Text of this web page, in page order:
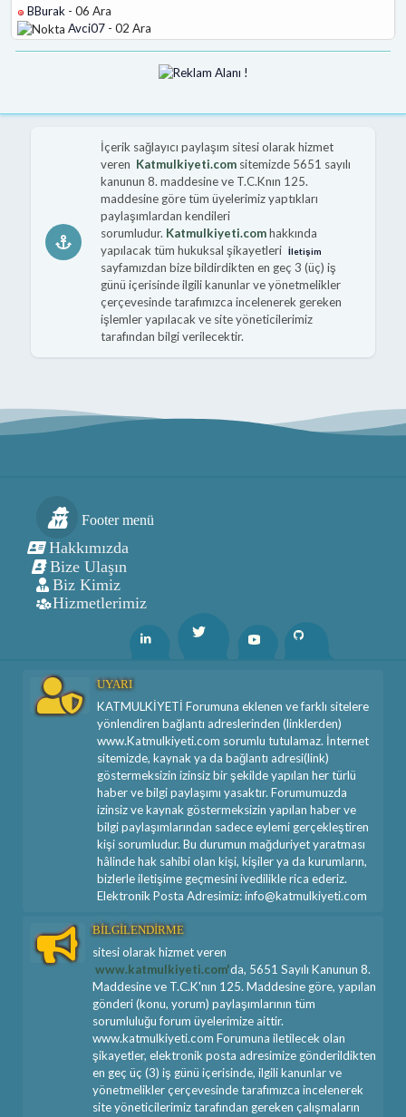
BBurak - 06 Ara
Avci07 - 02 Ara
İçerik sağlayıcı paylaşım sitesi olarak hizmet
veren Katmulkiyeti.comsitemizde 5651 sayılı
kanunun 8. maddesine ve T.C.Knın 125.
maddesine göre tüm üyelerimiz yaptıkları
paylaşımlardan kendileri
sorumludur. Katmulkiyeti.comhakkında
yapılacak tüm hukuksal şikayetleri İletişim
sayfamızdan bize bildirdikten en geç 3 (üç) iş
günü içerisinde ilgili kanunlar ve yönetmelikler
çerçevesinde tarafımızca incelenerek gereken
işlemler yapılacak ve site yöneticilerimiz
tarafından bilgi verilecektir.
Footer menü
Hakkımızda
Bize Ulaşın
Biz Kimiz
Hizmetlerimiz
Linkedin Twitter Youtube Github
UYARI
KATMULKİYETİ Forumuna eklenen ve farklı sitelere
yönlendiren bağlantı adreslerinden (linklerden)
www.Katmulkiyeti.com sorumlu tutulamaz. İnternet
sitemizde, kaynak ya da bağlantı adresi(link)
göstermeksizin izinsiz bir şekilde yapılan her türlü
haber ve bilgi paylaşımı yasaktır. Forumumuzda
izinsiz ve kaynak göstermeksizin yapılan haber ve
bilgi paylaşımlarından sadece eylemi gerçekleştiren
kişi sorumludur. Bu durumun mağduriyet yaratması
hâlinde hak sahibi olan kişi, kişiler ya da kurumların,
bizlerle iletişime geçmesini ivedilikle rica ederiz.
Elektronik Posta Adresimiz: info@katmulkiyeti.com
BİLGİLENDİRME
sitesi olarak hizmet veren
www.katmulkiyeti.com'da, 5651 Sayılı Kanunun 8.
Maddesine ve T.C.K'nın 125. Maddesine göre, yapılan
gönderi (konu, yorum) paylaşımlarının tüm
sorumluluğu forum üyelerimize aittir.
www.katmulkiyeti.com Forumuna iletilecek olan
şikayetler, elektronik posta adresimize gönderildikten
en geç üç (3) iş günü içerisinde, ilgili kanunlar ve
yönetmelikler çerçevesinde tarafımızca incelenerek
site yöneticilerimiz tarafından gereken çalışmaların